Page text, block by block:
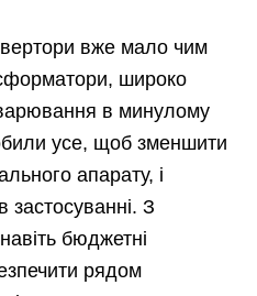
вже мало чим
широко
в минулому
усе, щоб зменшити
апарату, і
застосуванні. З
бюджетні
рядом